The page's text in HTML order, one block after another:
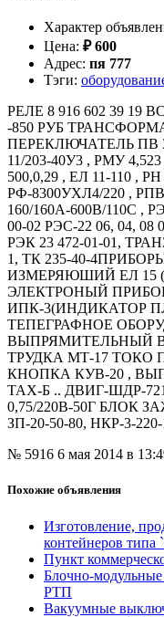
Характер
Цена: ₽600
Адрес: пя 777
Тэги:
РЕЛЕ 8 916 602 39 19
-850 РУБ
ПЕРЕКЛЮЧАТЕЛЬ ПВ
11/203-40У3 , РМУ
500,0,29 , ЕЛ 11-110 ,
РФ-8300УХЛ4/220 ,
160/160А-600В/110С ,
00-02 РЭС-22 06, 04, 08
РЭК 23 472-01-01,
1, ТК 235-40-
ИЗМЕРЯЮШИЙ ЕЛ 15
ЭЛЕКТРОНЫЙ
ИПК-3(ИНДИКАТОР
ТЕПЕГРАФНОЕ
ВЫПРЯМИТЕЛЬНЫЙ
ТРУДКА МТ-17 ТОКО
КНОПКА КУВ-20 ,
ТАХ-Б .. ДВИГ-ШДР-
0,75/220В-50Г БЛОК
ЗП-20-50-80, НКР-3-
№ 5916 6 мая 2014 в
Похожие объявления
Изготовление,
контейнеров типа
Пункт
Блочно-
РТП
Вакуумные